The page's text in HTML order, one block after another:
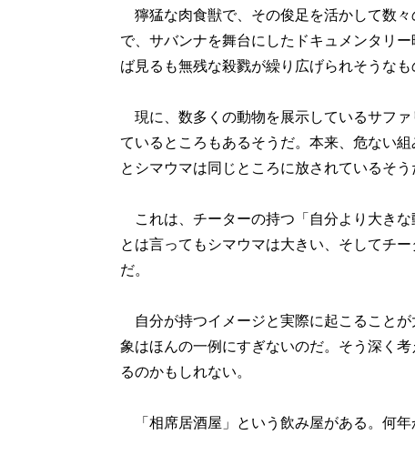
獰猛な肉食獣で、その俊足を活かして数
で、サバンナを舞台にしたドキュメンタリ
ば見るも無残な殺戮が繰り広げられそうな
現に、数多くの動物を展示しているサフ
ているところもあるそうだ。本来、危ない
とシマウマは同じところに放されているそ
これは、チーターの持つ「自分より大き
とは言ってもシマウマは大きい、そしてチ
だ。
自分が持つイメージと実際に起こること
象はほんの一例にすぎないのだ。そう深く
るのかもしれない。
「相席居酒屋」という飲み屋がある。何年